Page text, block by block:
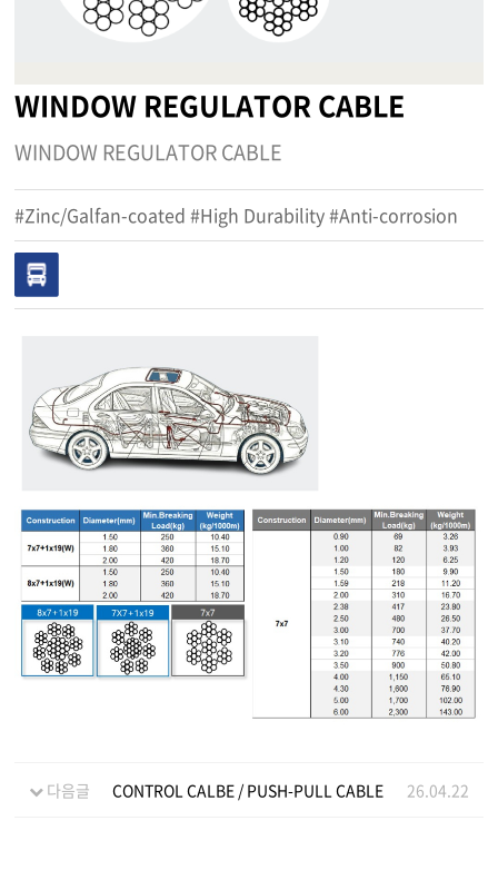
WINDOW REGULATOR CABLE
WINDOW REGULATOR CABLE
#Zinc/Galfan-coated #High Durability #Anti-corrosion
다음글 CONTROL CALBE / PUSH-PULL CABLE 26.04.22